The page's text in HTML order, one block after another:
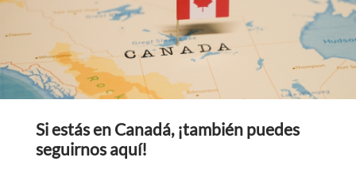
Si estás en Canadá, ¡también puedes
seguirnos aquí!